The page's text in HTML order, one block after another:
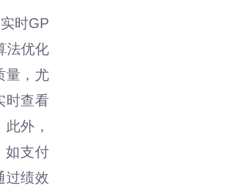
时GP
法优化
量，尤
时查看
外，
如支付
过绩效